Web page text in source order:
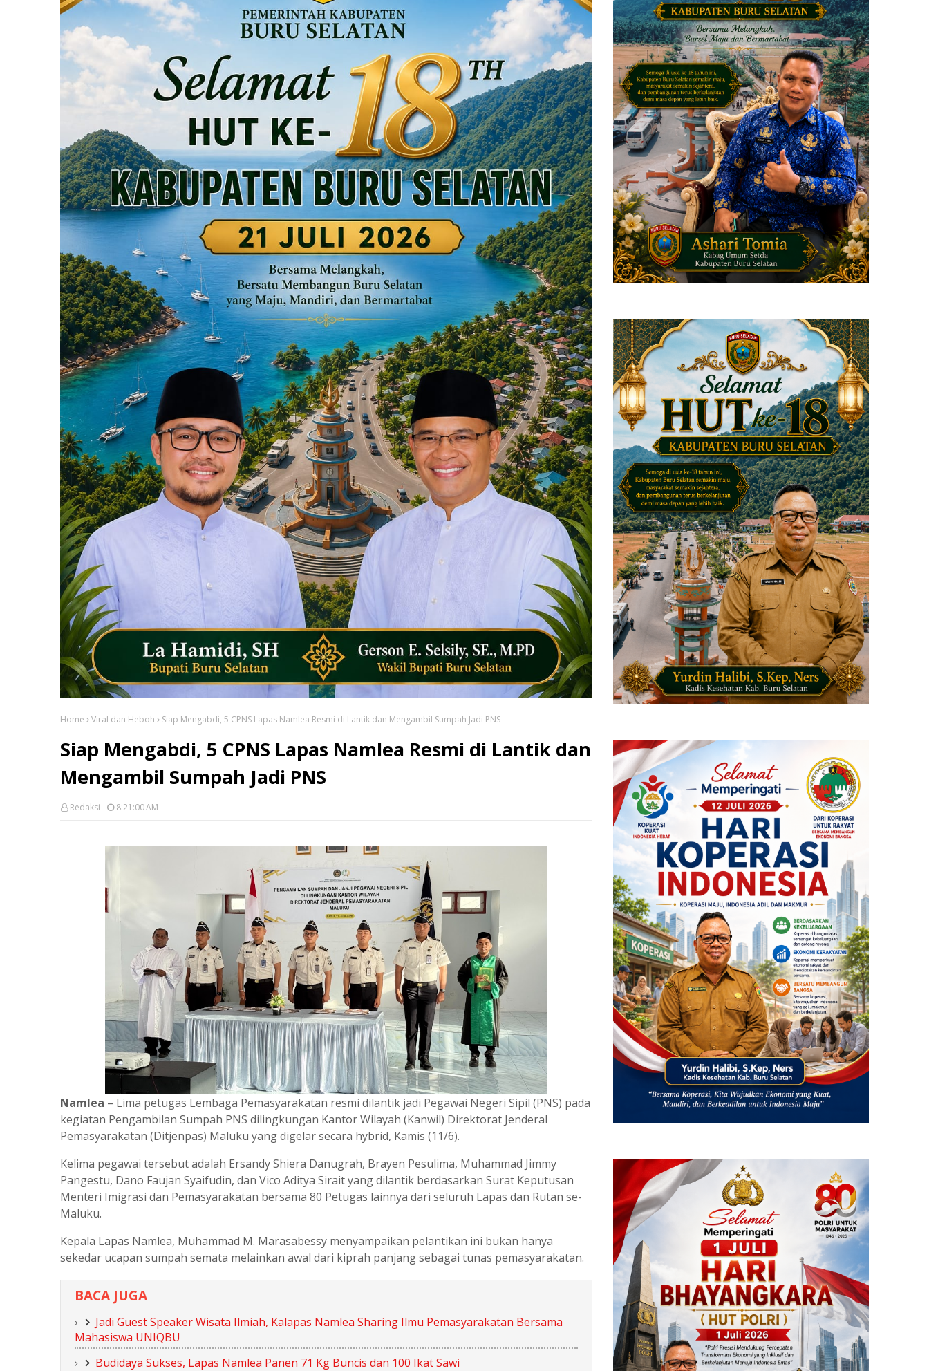
Home Viral dan Heboh Siap Mengabdi, 5 CPNS Lapas Namlea Resmi di Lantik dan Mengambil Sumpah Jadi PNS
Siap Mengabdi, 5 CPNS Lapas Namlea Resmi di Lantik dan
Mengambil Sumpah Jadi PNS
Redaksi 8:21:00 AM
Namlea – Lima petugas Lembaga Pemasyarakatan resmi dilantik jadi Pegawai Negeri Sipil (PNS) pada
kegiatan Pengambilan Sumpah PNS dilingkungan Kantor Wilayah (Kanwil) Direktorat Jenderal
Pemasyarakatan (Ditjenpas) Maluku yang digelar secara hybrid, Kamis (11/6).
Kelima pegawai tersebut adalah Ersandy Shiera Danugrah, Brayen Pesulima, Muhammad Jimmy
Pangestu, Dano Faujan Syaifudin, dan Vico Aditya Sirait yang dilantik berdasarkan Surat Keputusan
Menteri Imigrasi dan Pemasyarakatan bersama 80 Petugas lainnya dari seluruh Lapas dan Rutan se-
Maluku.
Kepala Lapas Namlea, Muhammad M. Marasabessy menyampaikan pelantikan ini bukan hanya
sekedar ucapan sumpah semata melainkan awal dari kiprah panjang sebagai tunas pemasyarakatan.
BACA JUGA
Jadi Guest Speaker Wisata Ilmiah, Kalapas Namlea Sharing Ilmu Pemasyarakatan Bersama
Mahasiswa UNIQBU
Budidaya Sukses, Lapas Namlea Panen 71 Kg Buncis dan 100 Ikat Sawi